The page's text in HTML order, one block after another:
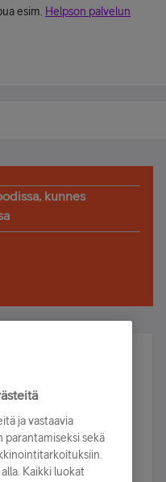
esim. Helpson palvelun
kunnes
ja voita!
arvonnassa.
ja vastaavia
sekä
Kaikki luokat